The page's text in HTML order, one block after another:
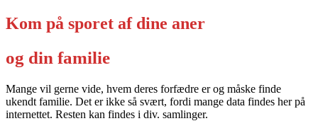
Kom på sporet af dine aner
og din familie
Mange vil gerne vide, hvem deres forfædre er og måske finde
ukendt familie. Det er ikke så svært, fordi mange data findes her på
internettet. Resten kan findes i div. samlinger.